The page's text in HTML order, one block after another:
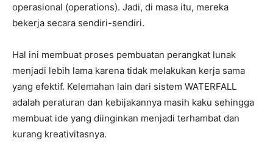
operasional (operations). Jadi, di masa itu, mereka
bekerja secara sendiri-sendiri.
Hal ini membuat proses pembuatan perangkat lunak
menjadi lebih lama karena tidak melakukan kerja sama
yang efektif. Kelemahan lain dari sistem WATERFALL
adalah peraturan dan kebijakannya masih kaku sehingga
membuat ide yang diinginkan menjadi terhambat dan
kurang kreativitasnya.